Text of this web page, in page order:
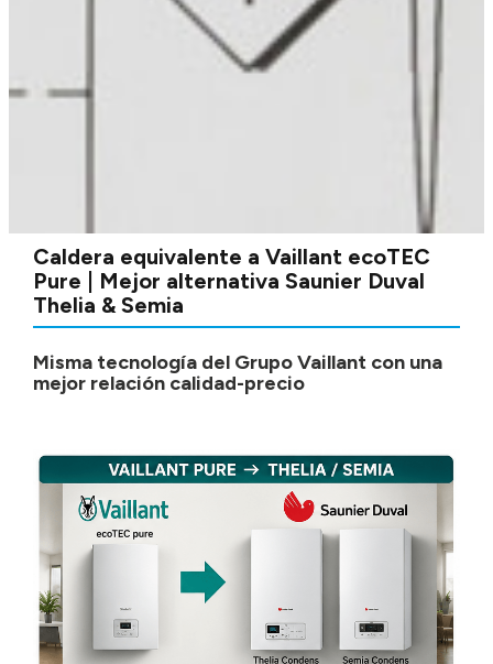
Caldera equivalente a Vaillant ecoTEC
Pure | Mejor alternativa Saunier Duval
Thelia & Semia
Misma tecnología del Grupo Vaillant con una
mejor relación calidad-precio